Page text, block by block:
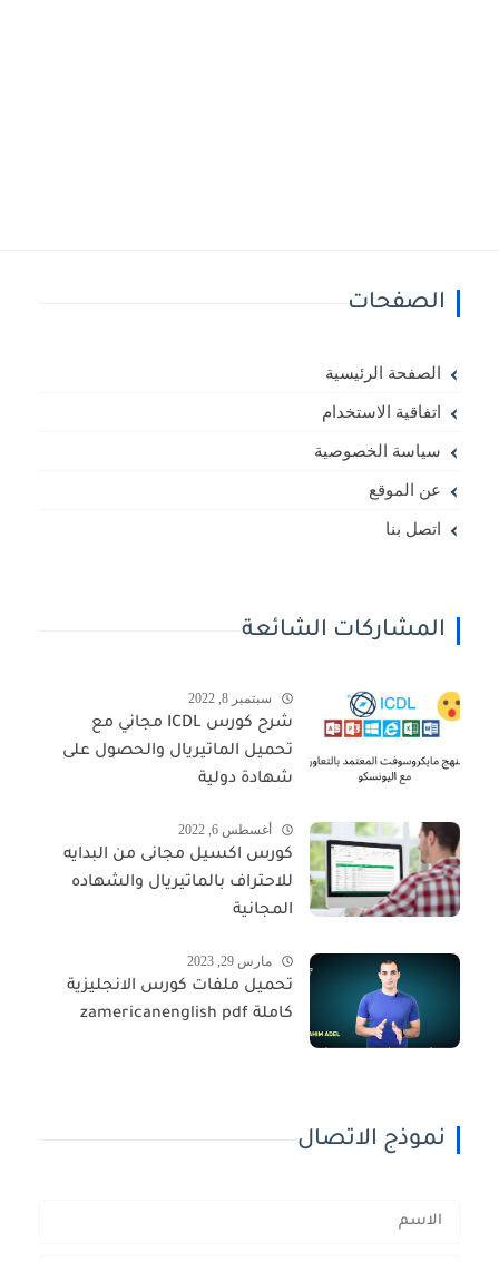
الصفحات
الصفحة الرئيسية
اتفاقية الاستخدام
سياسة الخصوصية
عن الموقع
اتصل بنا
المشاركات الشائعة
سبتمبر 8, 2022
شرح كورس ICDL مجاني مع
تحميل الماتيريال والحصول على
شهادة دولية
أغسطس 6, 2022
كورس اكسيل مجانى من البدايه
للاحتراف بالماتيريال والشهاده
المجانية
مارس 29, 2023
تحميل ملفات كورس الانجليزية
كاملة zamericanenglish pdf
نموذج الاتصال